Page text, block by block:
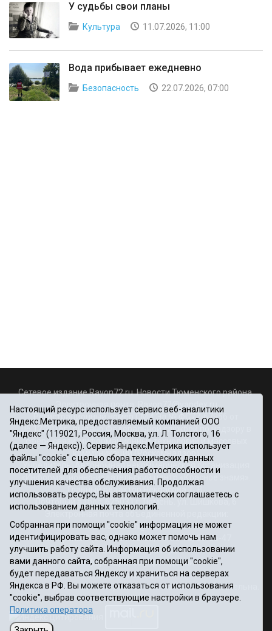
У судьбы свои планы
Культура 11.07.2026, 11:00
Вода прибывает ежедневно
Безопасность 22.07.2026, 07:00
Сетевое издание Rayon72.ru. Новости Тюменского района.
Rayon72@yandex.ru
Регистрационный номер СМИ Эл № ФС77-67956 от
06.12.2016г., выдано Федеральной службой по надзору в
сфере связи, информационных технологий и массовых
коммуникаций (Роскомнадзор)
Учредитель: Автономная некоммерческая организация
«Информационно-издательский центр «Красное знамя».
Главный редактор Некрасова Т. В.
Почтовый адрес: 625031 г.Тюмень. ул. Шишкова, 6
Электронная почта объединенной редакции:
krasnoeznam@rambler.ru
Телефоны 8 (3452) 34-80-60, 69-56-73, 69-56-47
Политика оператора
Информация об учреждении
Публичная оферта
При использовании материалов ссылка на сайт обязательна.
12+
Настоящий ресурс использует сервис веб-аналитики
Яндекс.Метрика, предоставляемый компанией ООО
"Яндекс" (119021, Россия, Москва, ул. Л. Толстого, 16
(далее — Яндекс)). Сервис Яндекс.Метрика использует
файлы "cookie" с целью сбора технических данных
посетителей для обеспечения работоспособности и
улучшения качества обслуживания. Продолжая
использовать ресурс, Вы автоматически соглашаетесь с
использованием данных технологий.
Собранная при помощи "cookie" информация не может
идентифицировать вас, однако может помочь нам
улучшить работу сайта. Информация об использовании
вами данного сайта, собранная при помощи "cookie",
будет передаваться Яндексу и храниться на серверах
Яндекса в РФ. Вы можете отказаться от использования
"cookie", выбрав соответствующие настройки в браузере.
Политика оператора